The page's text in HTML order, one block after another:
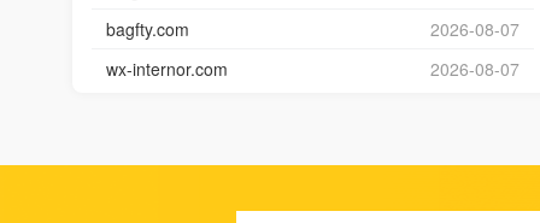
bagfty.com
2026-08-07
wx-internor.com
2026-08-07